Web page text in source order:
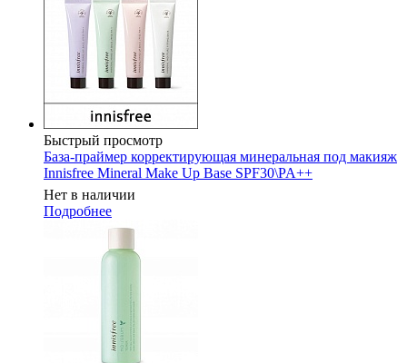
Быстрый просмотр
База-праймер корректирующая минеральная под макияж
Innisfree Mineral Make Up Base SPF30\PA++
Нет в наличии
Подробнее